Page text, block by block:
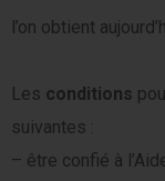
l’on obtient
Les conditions
suivantes :
– être confié à